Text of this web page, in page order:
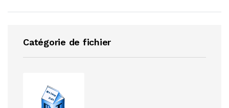
Catégorie de fichier